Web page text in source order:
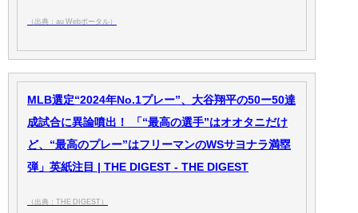
（出典：au Webポータル）
MLB選定“2024年No.1プレー”、大谷翔平の50ー50達
成試合に異論噴出！ 「“最高の選手”はオオタニだけ
ど、“最高のプレー”はフリーマンのWSサヨナラ満塁
弾」英紙注目 | THE DIGEST - THE DIGEST
（出典：THE DIGEST）